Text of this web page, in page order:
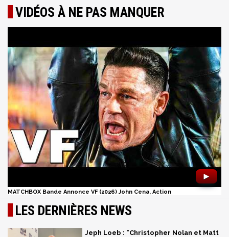
VIDÉOS À NE PAS MANQUER
►
MATCHBOX Bande Annonce VF (2026) John Cena, Action
LES DERNIÈRES NEWS
Jeph Loeb : "Christopher Nolan et Matt